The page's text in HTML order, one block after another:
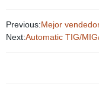
Previous:Mejor
Next:Automatic TIG/